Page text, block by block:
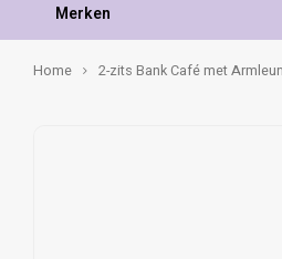
Merken
Home 2-zits Bank Café met